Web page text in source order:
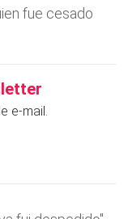
fue cesado
e-mail.